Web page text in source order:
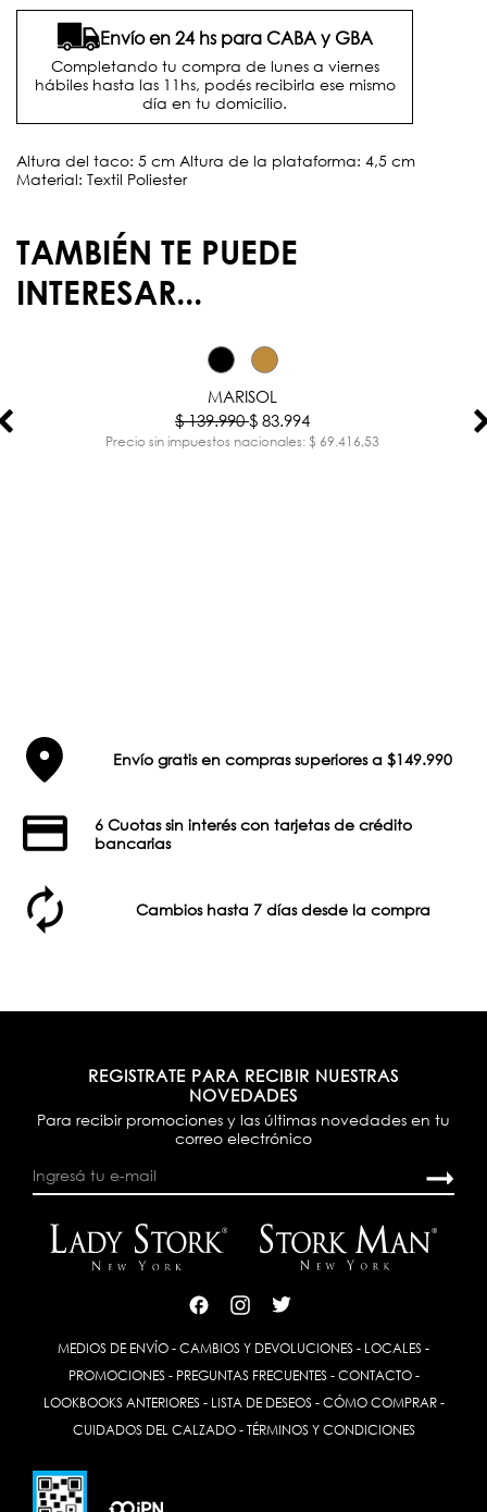
Envío en 24 hs para CABA y GBA
Completando tu compra de lunes a viernes
hábiles hasta las 11hs, podés recibirla ese mismo
día en tu domicilio.
Altura del taco: 5 cm Altura de la plataforma: 4,5 cm
Material: Textil Poliester
TAMBIÉN TE PUEDE
INTERESAR...
MARISOL
$ 139.990$ 83.994
Precio sin impuestos nacionales: $ 69.416,53
Envío gratis en compras superiores a $149.990
6 Cuotas sin interés con tarjetas de crédito
bancarias
Cambios hasta 7 días desde la compra
REGISTRATE PARA RECIBIR NUESTRAS
NOVEDADES
Para recibir promociones y las últimas novedades en tu
correo electrónico
MEDIOS DE ENVÍO - CAMBIOS Y DEVOLUCIONES - LOCALES -
PROMOCIONES- PREGUNTAS FRECUENTES- CONTACTO-
LOOKBOOKS ANTERIORES- LISTA DE DESEOS- CÓMO COMPRAR-
CUIDADOS DEL CALZADO- TÉRMINOS Y CONDICIONES